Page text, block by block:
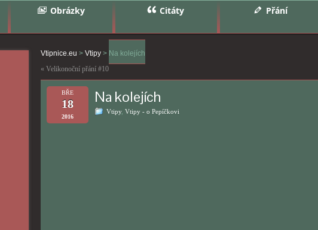
Obrázky Citáty Přání
Vtipnice.eu > Vtipy > Na kolejích
« Velikonoční přání #10
BŘE
18
2016
Na kolejích
Vtipy, Vtipy - o Pepíčkovi